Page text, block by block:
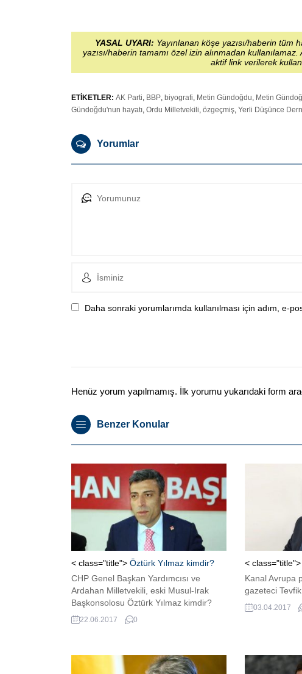
YASAL UYARI: Yayınlanan köşe yazısı/haberin
yazısı/haberin tamamı özel izin alınmadan
aktif link verilerek
ETİKETLER: AK Parti, BBP, biyografi, Metin Gündoğdu, Metin
Gündoğdu'nun hayatı, Ordu Milletvekili, özgeçmiş, Yerli Düşünce
Yorumlar
Daha sonraki yorumlarımda kullanılması için adım, e-
Henüz yorum yapılmamış. İlk yorumu yukarıdaki form
Benzer Konular
< class="title"> Öztürk Yılmaz kimdir?
CHP Genel Başkan Yardımcısı ve
Ardahan Milletvekili, eski Musul-Irak
Başkonsolosu Öztürk Yılmaz kimdir?
22.06.2017 0
< class="title">
Kanal Avrupa
gazeteci
03.04.2017